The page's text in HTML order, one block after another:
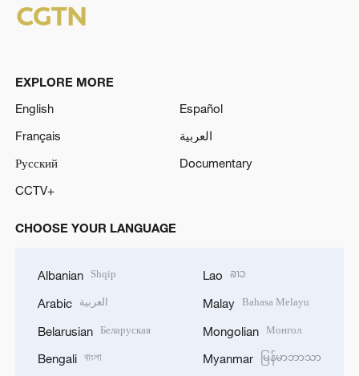
EXPLORE MORE
English
Español
Français
العربية
Русский
Documentary
CCTV+
CHOOSE YOUR LANGUAGE
Albanian Shqip
Arabic العربية
Belarusian Беларуская
Bengali বাংলা
Lao ລາວ
Malay Bahasa Melayu
Mongolian Монгол
Myanmar မြန်မာဘာသာ